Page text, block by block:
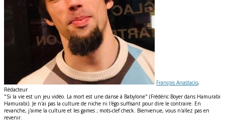
François Anastacio,
Rédacteur
"Si la vie est un jeu vidéo. La mort est une danse à Babylone" (Frédéric Boyer dans Hamurabi
Hamurabi). Je n'ai pas la culture de niche ni l'égo suffisant pour dire le contraire. En
revanche, j'aime la culture et les games ; mots-clef check. Bienvenue, vous n'allez pas en
revenir.